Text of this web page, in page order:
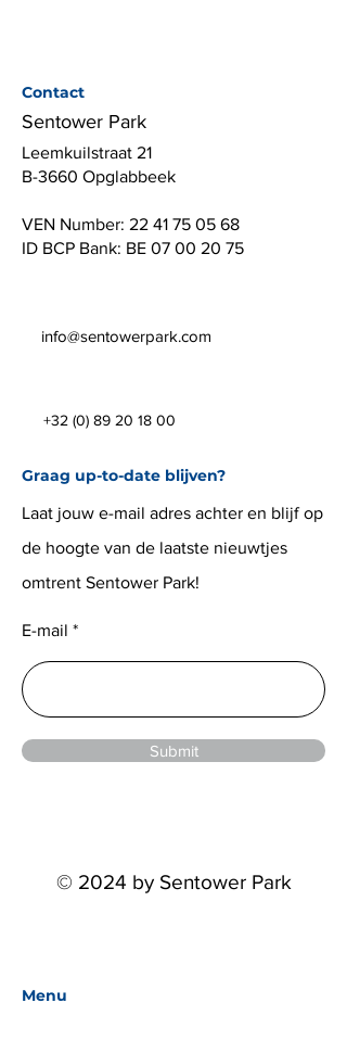
Contact
Sentower Park
Leemkuilstraat 21
B-3660 Opglabbeek
VEN Number: 22 41 75 05 68
ID BCP Bank: BE 07 00 20 75
info@sentowerpark.com
+32 (0) 89 20 18 00
Graag up-to-date blijven?
Laat jouw e-mail adres achter en blijf op
de hoogte van de laatste nieuwtjes
omtrent Sentower Park!
E-mail
Submit
© 2024 by Sentower Park
Menu